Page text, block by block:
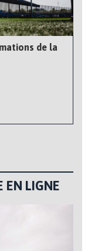
de la
EN LIGNE